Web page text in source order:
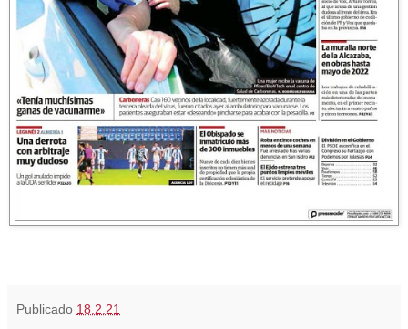
Publicado 18.2.21